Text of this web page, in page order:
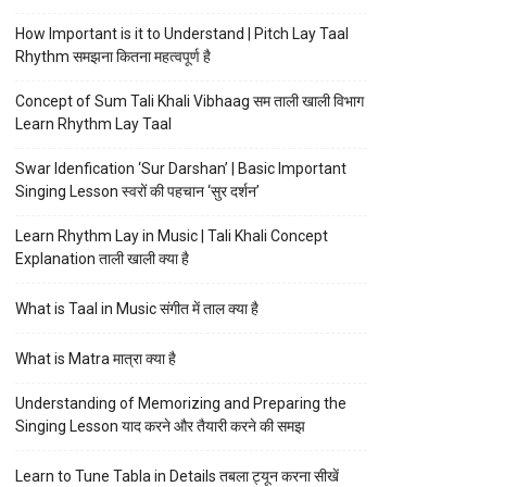
How Important is it to Understand | Pitch Lay Taal
Rhythm समझना कितना महत्वपूर्ण है
Concept of Sum Tali Khali Vibhaag सम ताली खाली विभाग
Learn Rhythm Lay Taal
Swar Idenfication ‘Sur Darshan’ | Basic Important
Singing Lesson स्वरों की पहचान ‘सुर दर्शन’
Learn Rhythm Lay in Music | Tali Khali Concept
Explanation ताली खाली क्या है
What is Taal in Music संगीत में ताल क्या है
What is Matra मात्रा क्या है
Understanding of Memorizing and Preparing the
Singing Lesson याद करने और तैयारी करने की समझ
Learn to Tune Tabla in Details तबला ट्यून करना सीखें